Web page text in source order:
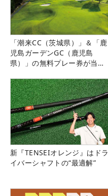
「潮来CC（茨城県）」＆「鹿
児島ガーデンGC（鹿児島
県）」の無料プレー券が当た
新『TENSEIオレンジ』はドラ
イバーシャフトの“最適解”